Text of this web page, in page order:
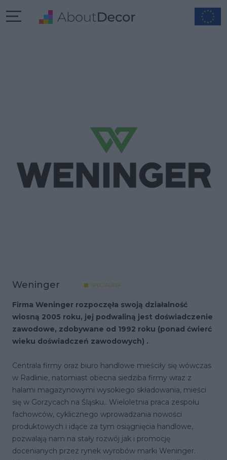
Weninger SPECJALISTA
Firma Weninger rozpoczęła swoją działalność
wiosną 2005 roku, jej podwaliną jest doświadczenie
zawodowe, zdobywane od 1992 roku (ponad ćwierć
wieku doświadczeń zawodowych) .
Centrala firmy oraz biuro handlowe mieściły się wówczas
w Radlinie, natomiast obecna siedziba firmy wraz z
halami magazynowymi wysokiego składowania, mieści
się w Gorzycach na Śląsku.. Wieloletnia praca zespołu
fachowców, cyklicznego wprowadzania nowości
produktowych i idące za tym osiągnięcia handlowe,
pozwalają nam na stały rozwój jak i promocję
docenianych przez rynek wyrobów marki Weninger.